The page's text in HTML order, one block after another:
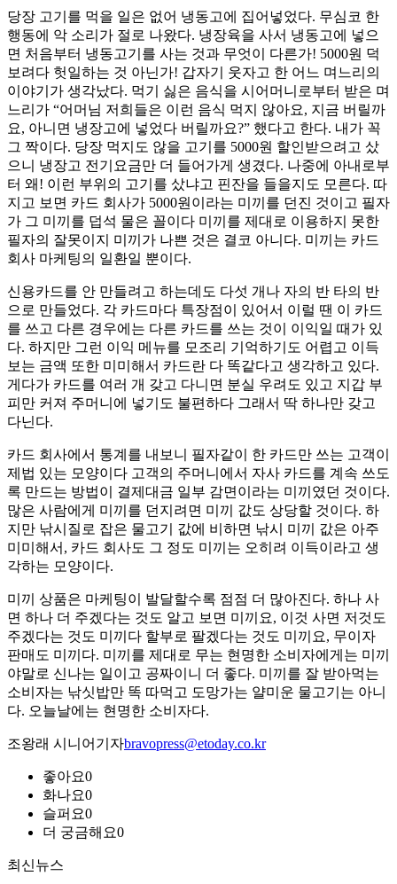
당장 고기를 먹을 일은 없어 냉동고에 집어넣었다. 무심코 한
행동에 악 소리가 절로 나왔다. 냉장육을 사서 냉동고에 넣으
면 처음부터 냉동고기를 사는 것과 무엇이 다른가! 5000원 덕
보려다 헛일하는 것 아닌가! 갑자기 웃자고 한 어느 며느리의
이야기가 생각났다. 먹기 싫은 음식을 시어머니로부터 받은 며
느리가 “어머님 저희들은 이런 음식 먹지 않아요, 지금 버릴까
요, 아니면 냉장고에 넣었다 버릴까요?” 했다고 한다. 내가 꼭
그 짝이다. 당장 먹지도 않을 고기를 5000원 할인받으려고 샀
으니 냉장고 전기요금만 더 들어가게 생겼다. 나중에 아내로부
터 왜! 이런 부위의 고기를 샀냐고 핀잔을 들을지도 모른다. 따
지고 보면 카드 회사가 5000원이라는 미끼를 던진 것이고 필자
가 그 미끼를 덥석 물은 꼴이다 미끼를 제대로 이용하지 못한
필자의 잘못이지 미끼가 나쁜 것은 결코 아니다. 미끼는 카드
회사 마케팅의 일환일 뿐이다.
신용카드를 안 만들려고 하는데도 다섯 개나 자의 반 타의 반
으로 만들었다. 각 카드마다 특장점이 있어서 이럴 땐 이 카드
를 쓰고 다른 경우에는 다른 카드를 쓰는 것이 이익일 때가 있
다. 하지만 그런 이익 메뉴를 모조리 기억하기도 어렵고 이득
보는 금액 또한 미미해서 카드란 다 똑같다고 생각하고 있다.
게다가 카드를 여러 개 갖고 다니면 분실 우려도 있고 지갑 부
피만 커져 주머니에 넣기도 불편하다 그래서 딱 하나만 갖고
다닌다.
카드 회사에서 통계를 내보니 필자같이 한 카드만 쓰는 고객이
제법 있는 모양이다 고객의 주머니에서 자사 카드를 계속 쓰도
록 만드는 방법이 결제대금 일부 감면이라는 미끼였던 것이다.
많은 사람에게 미끼를 던지려면 미끼 값도 상당할 것이다. 하
지만 낚시질로 잡은 물고기 값에 비하면 낚시 미끼 값은 아주
미미해서, 카드 회사도 그 정도 미끼는 오히려 이득이라고 생
각하는 모양이다.
미끼 상품은 마케팅이 발달할수록 점점 더 많아진다. 하나 사
면 하나 더 주겠다는 것도 알고 보면 미끼요, 이것 사면 저것도
주겠다는 것도 미끼다 할부로 팔겠다는 것도 미끼요, 무이자
판매도 미끼다. 미끼를 제대로 무는 현명한 소비자에게는 미끼
야말로 신나는 일이고 공짜이니 더 좋다. 미끼를 잘 받아먹는
소비자는 낚싯밥만 똑 따먹고 도망가는 얄미운 물고기는 아니
다. 오늘날에는 현명한 소비자다.
조왕래 시니어기자bravopress@etoday.co.kr
좋아요0
화나요0
슬퍼요0
더 궁금해요0
최신뉴스